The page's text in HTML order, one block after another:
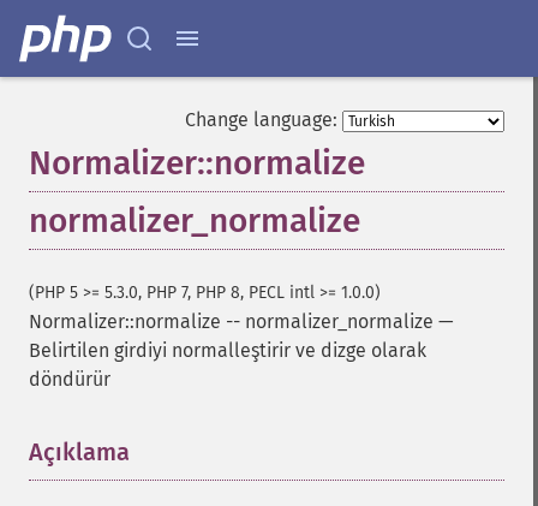
Change language:
Normalizer::normalize
normalizer_normalize
(PHP 5 >= 5.3.0, PHP 7, PHP 8, PECL intl >= 1.0.0)
Normalizer::normalize -- normalizer_normalize —
Belirtilen girdiyi normalleştirir ve dizge olarak
döndürür
Açıklama